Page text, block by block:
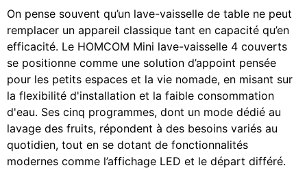
On pense souvent qu’un lave-vaisselle de table ne peut
remplacer un appareil classique tant en capacité qu’en
efficacité. Le HOMCOM Mini lave-vaisselle 4 couverts
se positionne comme une solution d’appoint pensée
pour les petits espaces et la vie nomade, en misant sur
la flexibilité d'installation et la faible consommation
d'eau. Ses cinq programmes, dont un mode dédié au
lavage des fruits, répondent à des besoins variés au
quotidien, tout en se dotant de fonctionnalités
modernes comme l’affichage LED et le départ différé.